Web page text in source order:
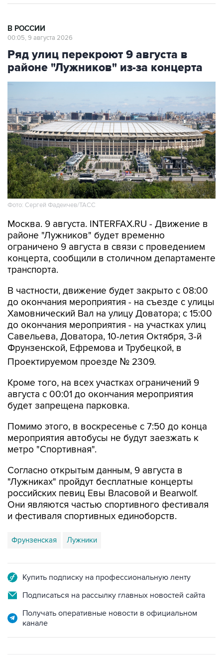
В РОССИИ
00:05, 9 августа 2026
Ряд улиц перекроют 9 августа в
районе "Лужников" из-за концерта
Фото: Сергей Фадеичев/ТАСС
Москва. 9 августа. INTERFAX.RU - Движение в
районе "Лужников" будет временно
ограничено 9 августа в связи с проведением
концерта, сообщили в столичном департаменте
транспорта.
В частности, движение будет закрыто с 08:00
до окончания мероприятия - на съезде с улицы
Хамовнический Вал на улицу Доватора; с 15:00
до окончания мероприятия - на участках улиц
Савельева, Доватора, 10-летия Октября, 3-й
Фрунзенской, Ефремова и Трубецкой, в
Проектируемом проезде № 2309.
Кроме того, на всех участках ограничений 9
августа с 00:01 до окончания мероприятия
будет запрещена парковка.
Помимо этого, в воскресенье с 7:50 до конца
мероприятия автобусы не будут заезжать к
метро "Спортивная".
Согласно открытым данным, 9 августа в
"Лужниках" пройдут бесплатные концерты
российских певиц Евы Власовой и Bearwolf.
Они являются частью спортивного фестиваля
и фестиваля спортивных единоборств.
Фрунзенская Лужники
Купить подписку на профессиональную ленту
Подписаться на рассылку главных новостей сайта
Получать оперативные новости в официальном
канале